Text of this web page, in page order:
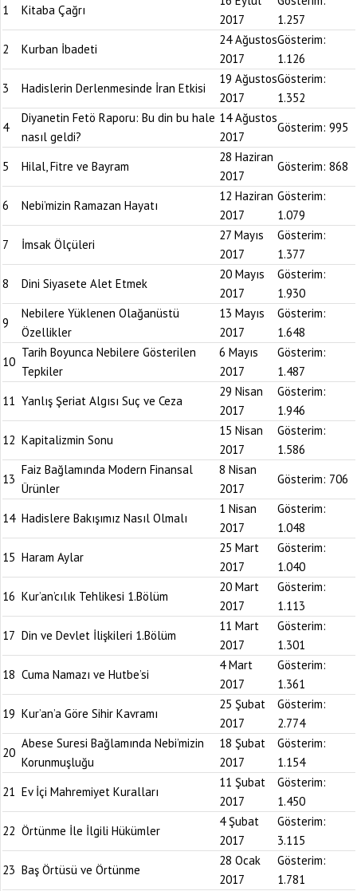
1 Kitaba Çağrı
2017
1.257
2
Kurban İbadeti
24 Ağustos
2017
Gösterim:
1.126
3
Hadislerin Derlenmesinde İran Etkisi
19 Ağustos
2017
Gösterim:
1.352
4
Diyanetin Fetö Raporu: Bu din bu hale
nasıl geldi?
14 Ağustos
2017
Gösterim: 995
5 Hilal, Fitre ve Bayram
28 Haziran
2017
Gösterim: 868
6 Nebi’mizin Ramazan Hayatı
12 Haziran
2017
Gösterim:
1.079
7
İmsak Ölçüleri
27 Mayıs
2017
Gösterim:
1.377
8
Dini Siyasete Alet Etmek
20 Mayıs
2017
Gösterim:
1.930
9
Nebilere Yüklenen Olağanüstü
Özellikler
13 Mayıs
2017
Gösterim:
1.648
10
Tarih Boyunca Nebilere Gösterilen
Tepkiler
6 Mayıs
2017
Gösterim:
1.487
11 Yanlış Şeriat Algısı Suç ve Ceza
29 Nisan
2017
Gösterim:
1.946
12 Kapitalizmin Sonu
15 Nisan
2017
Gösterim:
1.586
13
Faiz Bağlamında Modern Finansal
Ürünler
8 Nisan
2017
Gösterim: 706
14 Hadislere Bakışımız Nasıl Olmalı
1 Nisan
2017
Gösterim:
1.048
15 Haram Aylar
25 Mart
2017
Gösterim:
1.040
16 Kur’an’cılık Tehlikesi 1.Bölüm
20 Mart
2017
Gösterim:
1.113
17 Din ve Devlet İlişkileri 1.Bölüm
11 Mart
2017
Gösterim:
1.301
18 Cuma Namazı ve Hutbe’si
4 Mart
2017
Gösterim:
1.361
19 Kur’an’a Göre Sihir Kavramı
25 Şubat
2017
Gösterim:
2.774
20
Abese Suresi Bağlamında Nebi’mizin
Korunmuşluğu
18 Şubat
2017
Gösterim:
1.154
21 Ev İçi Mahremiyet Kuralları
11 Şubat
2017
Gösterim:
1.450
22 Örtünme İle İlgili Hükümler
4 Şubat
2017
Gösterim:
3.115
23 Baş Örtüsü ve Örtünme
28 Ocak
2017
Gösterim:
1.781